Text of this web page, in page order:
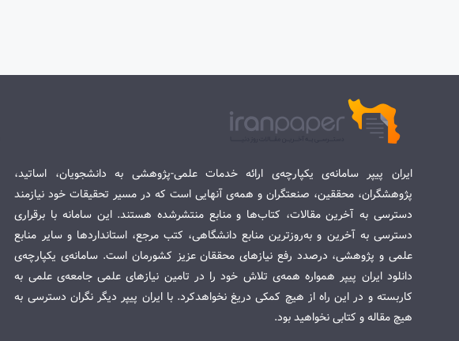
ایران پیپر سامانه‌ی یکپارچه‌ی ارائه خدمات علمی-پژوهشی به دانشجویان، اساتید،
پژوهشگران، محققین، صنعتگران و همه‌ی آنهایی است که در مسیر تحقیقات خود نیازمند
دسترسی به آخرین مقالات، کتاب‌ها و منابع منتشرشده هستند. این سامانه با برقراری
دسترسی به آخرین و به‌روزترین منابع دانشگاهی، کتب مرجع، استانداردها و سایر منابع
علمی و پژوهشی، درصدد رفع نیازهای محققان عزیز کشورمان است. سامانه‌ی یکپارچه‌ی
دانلود ایران پیپر همواره همه‌ی تلاش خود را در تامین نیازهای علمی جامعه‌ی علمی به
کاربسته و در این راه از هیچ کمکی دریغ نخواهدکرد. با ایران پیپر دیگر نگران دسترسی به
هیچ مقاله و کتابی نخواهید بود.